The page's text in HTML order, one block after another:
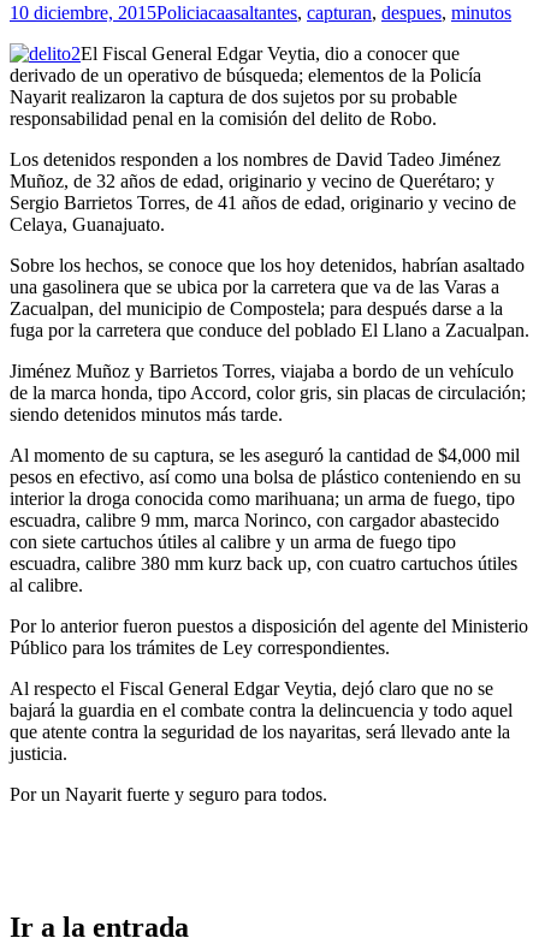
10 diciembre, 2015Policiacaasaltantes, capturan, despues, minutos
El Fiscal General Edgar Veytia, dio a conocer que
derivado de un operativo de búsqueda; elementos de la Policía
Nayarit realizaron la captura de dos sujetos por su probable
responsabilidad penal en la comisión del delito de Robo.
Los detenidos responden a los nombres de David Tadeo Jiménez
Muñoz, de 32 años de edad, originario y vecino de Querétaro; y
Sergio Barrietos Torres, de 41 años de edad, originario y vecino de
Celaya, Guanajuato.
Sobre los hechos, se conoce que los hoy detenidos, habrían asaltado
una gasolinera que se ubica por la carretera que va de las Varas a
Zacualpan, del municipio de Compostela; para después darse a la
fuga por la carretera que conduce del poblado El Llano a Zacualpan.
Jiménez Muñoz y Barrietos Torres, viajaba a bordo de un vehículo
de la marca honda, tipo Accord, color gris, sin placas de circulación;
siendo detenidos minutos más tarde.
Al momento de su captura, se les aseguró la cantidad de $4,000 mil
pesos en efectivo, así como una bolsa de plástico conteniendo en su
interior la droga conocida como marihuana; un arma de fuego, tipo
escuadra, calibre 9 mm, marca Norinco, con cargador abastecido
con siete cartuchos útiles al calibre y un arma de fuego tipo
escuadra, calibre 380 mm kurz back up, con cuatro cartuchos útiles
al calibre.
Por lo anterior fueron puestos a disposición del agente del Ministerio
Público para los trámites de Ley correspondientes.
Al respecto el Fiscal General Edgar Veytia, dejó claro que no se
bajará la guardia en el combate contra la delincuencia y todo aquel
que atente contra la seguridad de los nayaritas, será llevado ante la
justicia.
Por un Nayarit fuerte y seguro para todos.
Ir a la entrada